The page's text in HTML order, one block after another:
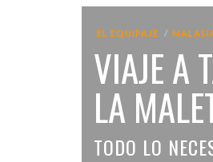
EL EQUIPAJE
VIAJE A
LA
TODO LO